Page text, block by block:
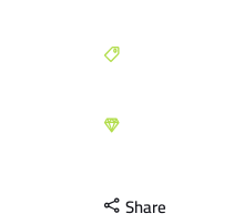
Share